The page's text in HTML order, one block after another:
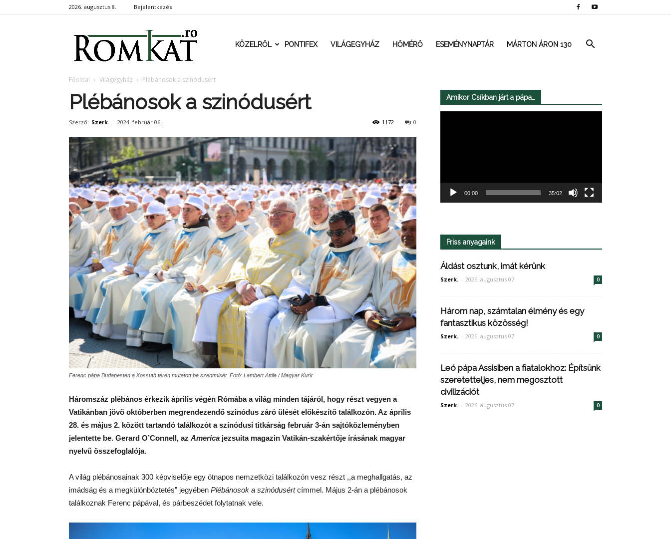
2026. augusztus 8. Bejelentkezés
RomKat.roKÖZELRŐL PONTIFEX VILÁGEGYHÁZ HŐMÉRŐ ESEMÉNYNAPTÁR MÁRTON ÁRON 130
Főoldal Világegyház Plébánosok a szinódusért
Plébánosok a szinódusért
Szerző: Szerk. - 2024. február 06. 0
1172
Ferenc pápa Budapesten a Kossuth téren mutatott be szentmisét. Fotó: Lambert Attila / Magyar Kurír
Háromszáz plébános érkezik április végén Rómába a világ minden tájáról, hogy részt vegyen a
Vatikánban jövő októberben megrendezendő szinódus záró ülését előkészítő találkozón. Az április
28. és május 2. között tartandó találkozót a szinódusi titkárság február 3-án sajtóközleményben
jelentette be. Gerard O’Connell, az America jezsuita magazin Vatikán-szakértője írásának magyar
nyelvű összefoglalója.
A világ plébánosainak 300 képviselője egy ötnapos nemzetközi találkozón vesz részt ,,a meghallgatás, az
imádság és a megkülönböztetés” jegyében Plébánosok a szinódusértcímmel. Május 2-án a plébánosok
találkoznak Ferenc pápával, és párbeszédet folytatnak vele.
Amikor Csíkban járt a pápa…
00:00 35:02
Friss anyagaink
Áldást osztunk, imát kérünk
Szerk. - 2026. augusztus 07. 0
Három nap, számtalan élmény és egy
fantasztikus közösség!
Szerk. - 2026. augusztus 07. 0
Leó pápa Assisiben a fiatalokhoz: Építsünk
szeretetteljes, nem megosztott
civilizációt
Szerk. - 2026. augusztus 07. 0